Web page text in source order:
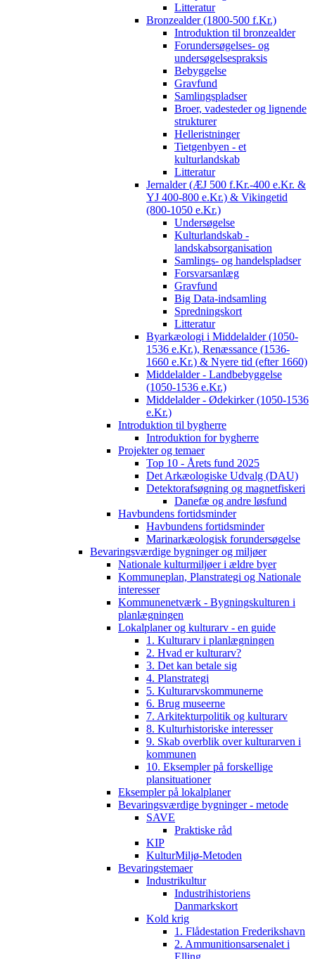
Litteratur
Bronzealder (1800-500 f.Kr.)
Introduktion til bronzealder
Forundersøgelses- og
undersøgelsespraksis
Bebyggelse
Gravfund
Samlingspladser
Broer, vadesteder og lignende
strukturer
Helleristninger
Tietgenbyen - et
kulturlandskab
Litteratur
Jernalder (ÆJ 500 f.Kr.-400 e.Kr. &
YJ 400-800 e.Kr.) & Vikingetid
(800-1050 e.Kr.)
Undersøgelse
Kulturlandskab -
landskabsorganisation
Samlings- og handelspladser
Forsvarsanlæg
Gravfund
Big Data-indsamling
Spredningskort
Litteratur
Byarkæologi i Middelalder (1050-
1536 e.Kr.), Renæssance (1536-
1660 e.Kr.) & Nyere tid (efter 1660)
Middelalder - Landbebyggelse
(1050-1536 e.Kr.)
Middelalder - Ødekirker (1050-1536
e.Kr.)
Introduktion til bygherre
Introduktion for bygherre
Projekter og temaer
Top 10 - Årets fund 2025
Det Arkæologiske Udvalg (DAU)
Detektorafsøgning og magnetfiskeri
Danefæ og andre løsfund
Havbundens fortidsminder
Havbundens fortidsminder
Marinarkæologisk forundersøgelse
Bevaringsværdige bygninger og miljøer
Nationale kulturmiljøer i ældre byer
Kommuneplan, Planstrategi og Nationale
interesser
Kommunenetværk - Bygningskulturen i
planlægningen
Lokalplaner og kulturarv - en guide
1. Kulturarv i planlægningen
2. Hvad er kulturarv?
3. Det kan betale sig
4. Planstrategi
5. Kulturarvskommunerne
6. Brug museerne
7. Arkitekturpolitik og kulturarv
8. Kulturhistoriske interesser
9. Skab overblik over kulturarven i
kommunen
10. Eksempler på forskellige
plansituationer
Eksempler på lokalplaner
Bevaringsværdige bygninger - metode
SAVE
Praktiske råd
KIP
KulturMiljø-Metoden
Bevaringstemaer
Industrikultur
Industrihistoriens
Danmarkskort
Kold krig
1. Flådestation Frederikshavn
2. Ammunitionsarsenalet i
Elling